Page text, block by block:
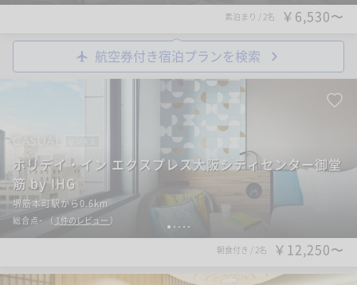
素泊まり / 2名 ￥6,530〜
航空券付き宿泊プランを検索
1 2 3 4 5
ホリデイ・イン エクスプレス大阪シティセンター御堂
筋 by IHG
堺筋本町駅から0.6km
総合点- （ 1件のレビュー ）
朝食付き / 2名 ￥12,250〜